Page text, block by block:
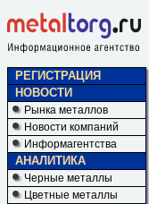
РЕГИСТРАЦИЯ
НОВОСТИ
Рынка металлов
Новости компаний
Информагентства
АНАЛИТИКА
Черные металлы
Цветные металлы